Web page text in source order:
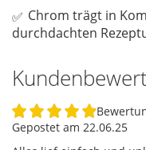
Chrom trägt in
durchdachten
100%
Gepostet am 22.06.25